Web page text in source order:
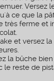
Versez
ce que la
très ferme et
et versez
la bûche
le reste de